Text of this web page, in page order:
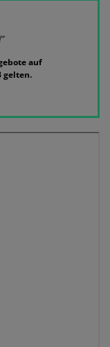
auf
gelten.